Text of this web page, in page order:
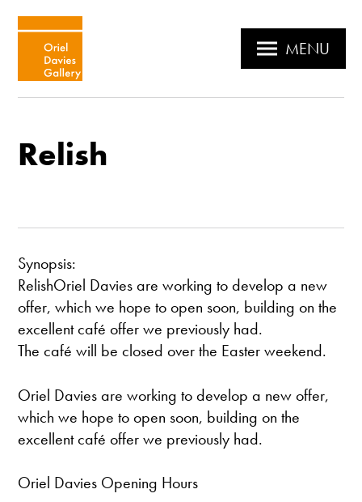
MENU
Relish
Synopsis:
RelishOriel Davies are working to develop a new
offer, which we hope to open soon, building on the
excellent café offer we previously had.
The café will be closed over the Easter weekend.
Oriel Davies are working to develop a new offer,
which we hope to open soon, building on the
excellent café offer we previously had.
Oriel Davies Opening Hours